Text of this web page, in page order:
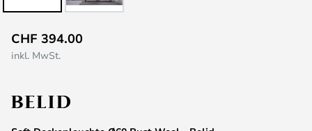
Anfang
der
springen
CHF 394.00
inkl. MwSt.